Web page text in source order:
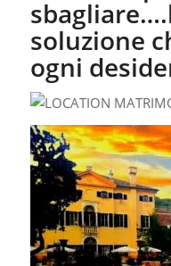
soluzione
ogni